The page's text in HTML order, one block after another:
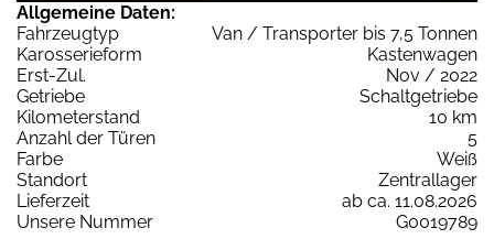
Allgemeine Daten:
Fahrzeugtyp
Van / Transporter bis 7,5 Tonnen
Karosserieform
Kastenwagen
Erst-Zul.
Nov / 2022
Getriebe
Schaltgetriebe
Kilometerstand
10 km
Anzahl der Türen
5
Farbe
Weiß
Standort
Zentrallager
Lieferzeit
ab ca. 11.08.2026
Unsere Nummer
G0019789